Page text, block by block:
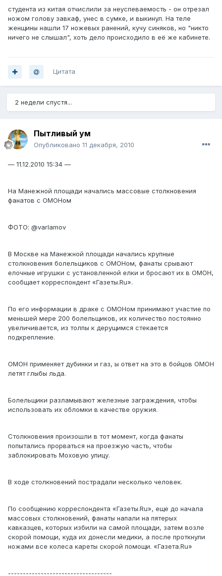
студента из китая отчислили за неуспеваемость - он отрезал
ножом голову завкаф, унес в сумке, и выкинул. На теле
женщины нашли 17 ножевых ранений, кучу синяков, но "никто
ничего не слышал", хоть дело происходило в её же кабинете.
Цитата
2 недели спустя...
Пытливый ум
Опубликовано 11 декабря, 2010
— 11.12.2010 15:34 —
На Манежной площади начались массовые столкновения
фанатов с ОМОНом
ФОТО: @varlamov
В Москве на Манежной площади начались крупные
столкновения болельщиков с ОМОНом, фанаты срывают
елочные игрушки с установленной елки и бросают их в ОМОН,
сообщает корреспондент «Газеты.Ru».
По его информации в драке с ОМОНом принимают участие по
меньшей мере 200 болельщиков, их количество постоянно
увеличивается, из толпы к дерущимся стекается
подкрепление.
ОМОН применяет дубинки и газ, ы ответ на это в бойцов ОМОН
летят глыбы льда.
Болельщики разламывают железные заграждения, чтобы
использовать их обломки в качестве оружия.
Столкновения произошли в тот момент, когда фанаты
попытались прорваться на проезжую часть, чтобы
заблокировать Моховую улицу.
В ходе столкновений пострадали несколько человек.
По сообщению корреспондента «Газеты.Ru», еще до начала
массовых столкновений, фанаты напали на пятерых
кавказцев, которых избили на самой площади, затем возле
скорой помощи, куда их донесли медики, а после проткнули
ножами все колеса кареты скорой помощи. «Газета.Ru»
-----------------------------------